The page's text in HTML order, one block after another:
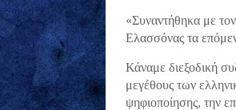
«Συναντήθηκα με
Ελασσόνας τα
Κάναμε διεξοδική
μεγέθους των
ψηφιοποίησης, την